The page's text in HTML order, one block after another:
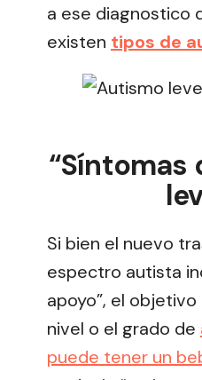
a ese diagnostico
existen tipos de
“Síntomas
Si bien el nuevo
espectro autista
apoyo”, el
nivel o el grado de
puede tener un